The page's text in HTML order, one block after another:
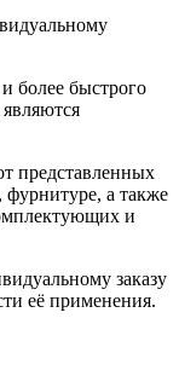
более быстрого
представленных
фурнитуре, а также
и
заказу
её применения.